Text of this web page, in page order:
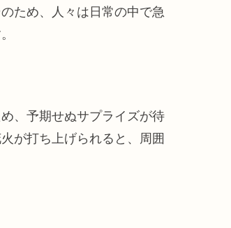
ため、人々は日常の中で急
、予期せぬサプライズが待
が打ち上げられると、周囲